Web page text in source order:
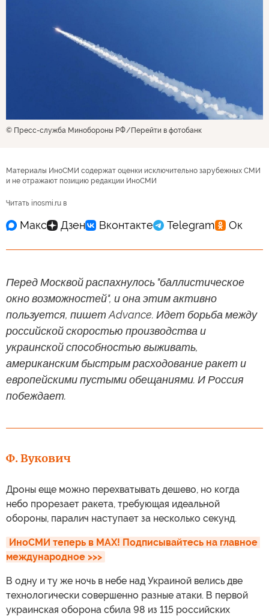
© Пресс-служба Минобороны РФ Перейти в фотобанк
Материалы ИноСМИ содержат оценки исключительно зарубежных СМИ
и не отражают позицию редакции ИноСМИ
Читать inosmi.ru в
Перед Москвой распахнулось "баллистическое
окно возможностей", и она этим активно
пользуется, пишет Advance. Идет борьба между
российской скоростью производства и
украинской способностью выживать,
американским быстрым расходование ракет и
европейскими пустыми обещаниями. И Россия
побеждает.
Ф. Вукович
Дроны еще можно перехватывать дешево, но когда
небо прорезает ракета, требующая идеальной
обороны, паралич наступает за несколько секунд.
ИноСМИ теперь в MAX! Подписывайтесь на главное
международное >>>
В одну и ту же ночь в небе над Украиной велись две
технологически совершенно разные атаки. В первой
украинская оборона сбила 98 из 115 российских